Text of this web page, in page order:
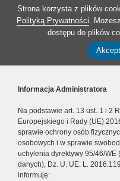
Strona korzysta z plików
Polityką Prywatności.
dostępu do plików
Informacja Administratora
Na podstawie art. 13 ust. 1 i 2
Europejskiego i Rady (UE)
sprawie ochrony osób
osobowych i w sprawie
uchylenia dyrektywy 95/46/
danych), Dz. U. UE. L.
informuję: